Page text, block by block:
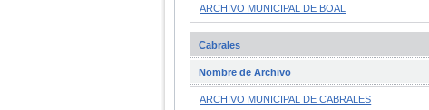
ARCHIVO MUNICIPAL DE BOAL
Cabrales
Nombre de Archivo
ARCHIVO MUNICIPAL DE CABRALES